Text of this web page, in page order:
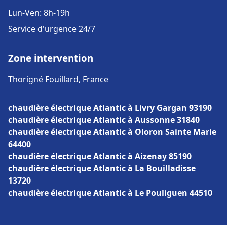
Lun-Ven: 8h-19h
Service d'urgence 24/7
Zone intervention
Thorigné Fouillard, France
chaudière électrique Atlantic à Livry Gargan 93190
chaudière électrique Atlantic à Aussonne 31840
chaudière électrique Atlantic à Oloron Sainte Marie
64400
chaudière électrique Atlantic à Aizenay 85190
chaudière électrique Atlantic à La Bouilladisse
13720
chaudière électrique Atlantic à Le Pouliguen 44510